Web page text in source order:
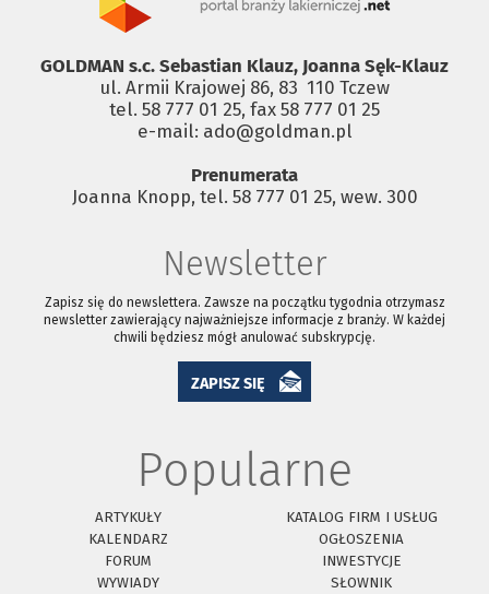
GOLDMAN s.c. Sebastian Klauz, Joanna Sęk-Klauz
ul. Armii Krajowej 86, 83 ­ 110 Tczew
tel. 58 777 01 25, fax 58 777 01 25
e-mail: ado@goldman.pl
Prenumerata
Joanna Knopp, tel. 58 777 01 25, wew. 300
Newsletter
Zapisz się do newslettera. Zawsze na początku tygodnia otrzymasz
newsletter zawierający najważniejsze informacje z branży. W każdej
chwili będziesz mógł anulować subskrypcję.
ZAPISZ SIĘ
Popularne
ARTYKUŁY
KATALOG FIRM I USŁUG
KALENDARZ
OGŁOSZENIA
FORUM
INWESTYCJE
WYWIADY
SŁOWNIK